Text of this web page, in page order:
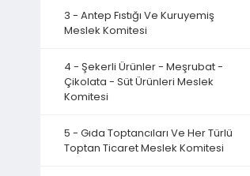
3 - Antep Fıstığı Ve Kuruyemiş
Meslek Komitesi
4 - Şekerli Ürünler - Meşrubat -
Çikolata - Süt Ürünleri Meslek
Komitesi
5 - Gıda Toptancıları Ve Her Türlü
Toptan Ticaret Meslek Komitesi